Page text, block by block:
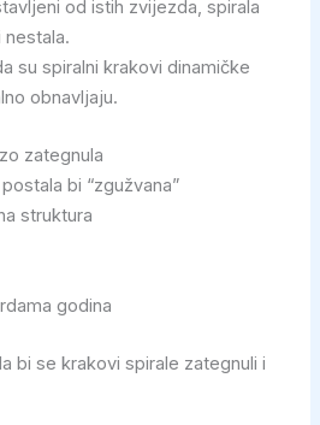
od istih zvijezda, spirala
su spiralni krakovi dinamičke
obnavljaju.
zategnula
bi “zgužvana”
struktura
godina
bi se krakovi spirale zategnuli i